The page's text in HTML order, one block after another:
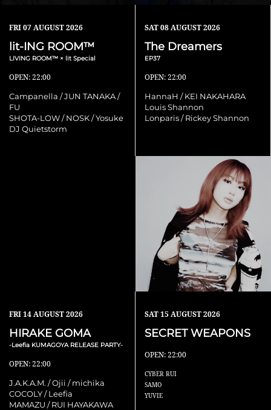
FRI07 AUGUST 2026
lit-ING ROOM™
LIVING ROOM™ × lit Special
OPEN: 22:00
Campanella / JUN TANAKA /
FU
SHOTA-LOW / NOSK / Yosuke
DJ Quietstorm
SAT08 AUGUST 2026
The Dreamers
EP37
OPEN: 22:00
HannaH / KEI NAKAHARA
Louis Shannon
Lonparis / Rickey Shannon
FRI14 AUGUST 2026
HIRAKE GOMA
-Leefia KUMAGOYA RELEASE PARTY-
OPEN: 22:00
J.A.K.A.M. / Ojii / michika
COCOLY / Leefia
MAMAZU / RUI HAYAKAWA
SAT15 AUGUST 2026
SECRET WEAPONS
OPEN: 22:00
CYBER RUI
SAMO
YUVIE